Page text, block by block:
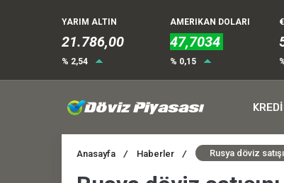
YARIM ALTIN
21.786,00
% 2,54
AMERIKAN DOLARI
47,7034
% 0,15
KREDİ
Anasayfa / Haberler / Rusya döviz